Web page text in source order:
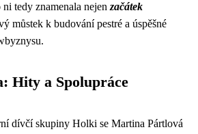
tedy znamenala nejen začátek
můstek k budování pestré a úspěšné
Hity a Spolupráce
dívčí skupiny Holki se Martina Pártlová